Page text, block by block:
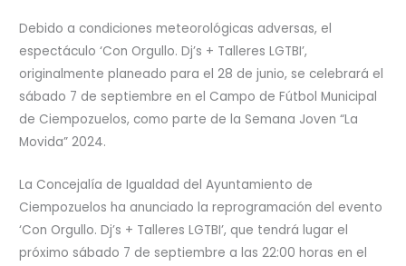
Debido a condiciones meteorológicas adversas, el
espectáculo ‘Con Orgullo. Dj’s + Talleres LGTBI’,
originalmente planeado para el 28 de junio, se celebrará el
sábado 7 de septiembre en el Campo de Fútbol Municipal
de Ciempozuelos, como parte de la Semana Joven “La
Movida” 2024.
La Concejalía de Igualdad del Ayuntamiento de
Ciempozuelos ha anunciado la reprogramación del evento
‘Con Orgullo. Dj’s + Talleres LGTBI’, que tendrá lugar el
próximo sábado 7 de septiembre a las 22:00 horas en el